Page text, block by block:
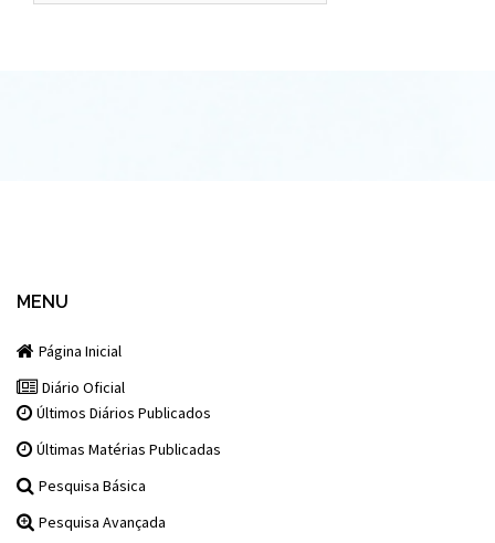
MENU
Página Inicial
Diário Oficial
Últimos Diários Publicados
Últimas Matérias Publicadas
Pesquisa Básica
Pesquisa Avançada